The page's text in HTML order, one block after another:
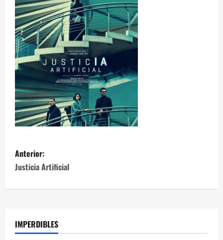
Anterior:
Justicia Artificial
IMPERDIBLES